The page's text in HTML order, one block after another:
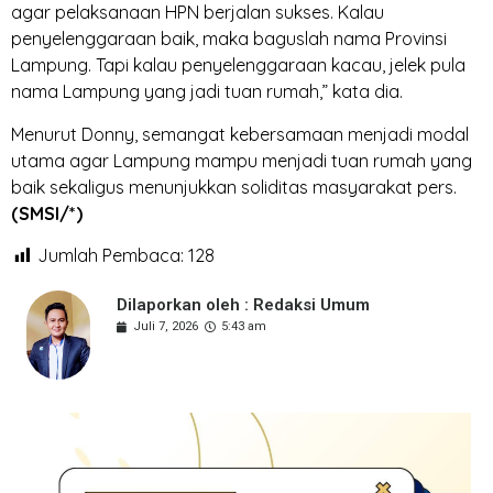
agar pelaksanaan HPN berjalan sukses. Kalau
penyelenggaraan baik, maka baguslah nama Provinsi
Lampung. Tapi kalau penyelenggaraan kacau, jelek pula
nama Lampung yang jadi tuan rumah,” kata dia.
Menurut Donny, semangat kebersamaan menjadi modal
utama agar Lampung mampu menjadi tuan rumah yang
baik sekaligus menunjukkan soliditas masyarakat pers.
(SMSI/*)
Jumlah Pembaca: 128
Dilaporkan oleh : Redaksi Umum
Juli 7, 2026 5:43 am